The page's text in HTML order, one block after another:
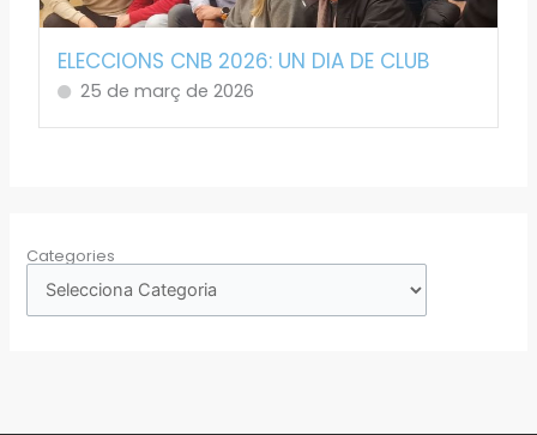
ELECCIONS CNB 2026: UN DIA DE CLUB
25 de març de 2026
Categories